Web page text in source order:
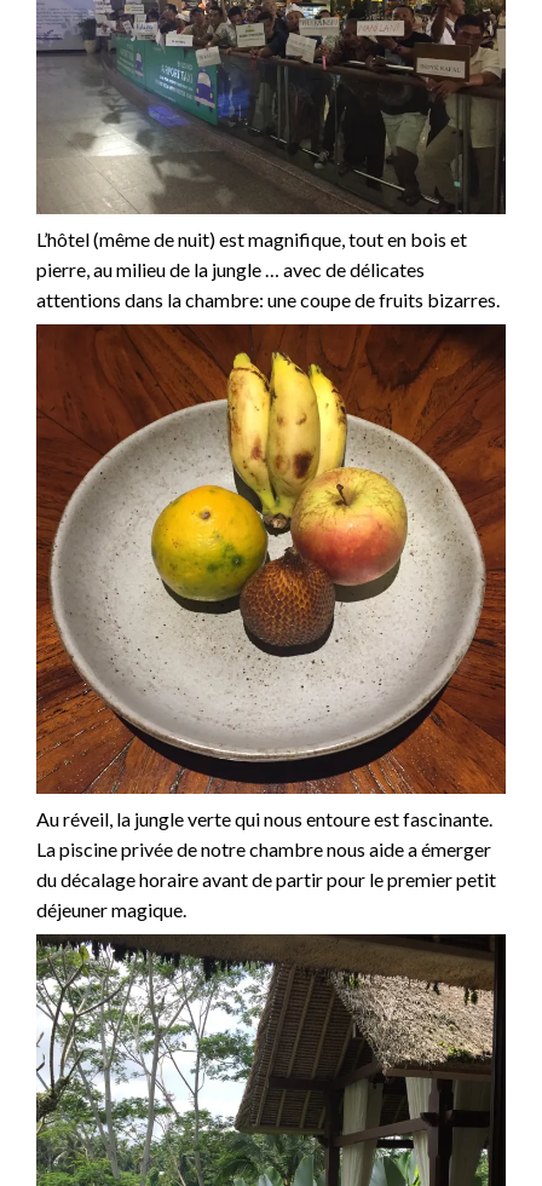
L’hôtel (même de nuit) est magnifique, tout en bois et
pierre, au milieu de la jungle … avec de délicates
attentions dans la chambre: une coupe de fruits bizarres.
Au réveil, la jungle verte qui nous entoure est fascinante.
La piscine privée de notre chambre nous aide a émerger
du décalage horaire avant de partir pour le premier petit
déjeuner magique.